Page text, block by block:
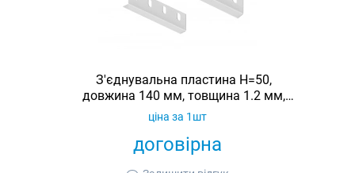
З'єднувальна пластина H=50,
довжина 140 мм, товщина 1.2 мм,
оцинкована, Ardic
договірна
ціна за 1шт